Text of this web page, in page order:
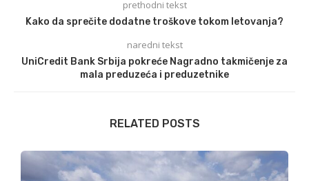
prethodni tekst
Kako da sprečite dodatne troškove tokom letovanja?
naredni tekst
UniCredit Bank Srbija pokreće Nagradno takmičenje za
mala preduzeća i preduzetnike
RELATED POSTS